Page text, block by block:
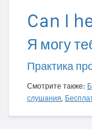
Can I
Я могу
Практика
Смотрите также:
слушания,